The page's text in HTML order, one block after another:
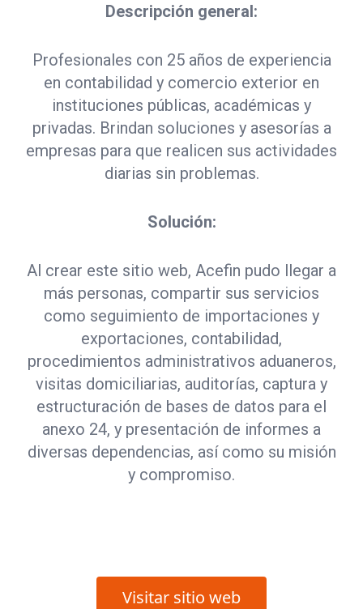
Descripción general:
Profesionales con 25 años de experiencia
en contabilidad y comercio exterior en
instituciones públicas, académicas y
privadas. Brindan soluciones y asesorías a
empresas para que realicen sus actividades
diarias sin problemas.
Solución:
Al crear este sitio web, Acefin pudo llegar a
más personas, compartir sus servicios
como seguimiento de importaciones y
exportaciones, contabilidad,
procedimientos administrativos aduaneros,
visitas domiciliarias, auditorías, captura y
estructuración de bases de datos para el
anexo 24, y presentación de informes a
diversas dependencias, así como su misión
y compromiso.
Visitar sitio web